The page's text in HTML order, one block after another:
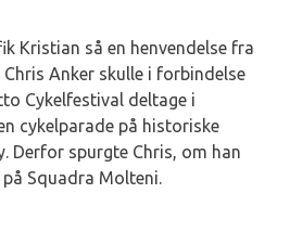
Kristian så en henvendelse fra
Chris Anker skulle i forbindelse
Cykelfestival deltage i
cykelparade på historiske
Derfor spurgte Chris, om han
Squadra Molteni.